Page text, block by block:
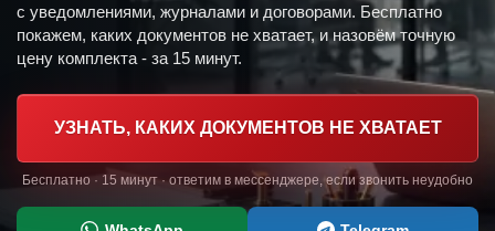
с уведомлениями, журналами и договорами. Бесплатно
покажем, каких документов не хватает, и назовём точную
цену комплекта - за 15 минут.
УЗНАТЬ, КАКИХ ДОКУМЕНТОВ НЕ ХВАТАЕТ
Бесплатно · 15 минут · ответим в мессенджере, если звонить неудобно